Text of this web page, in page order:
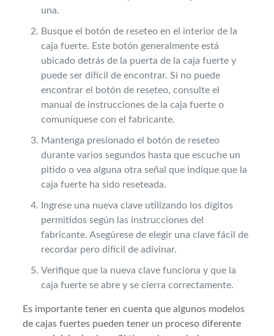
una.
Busque el botón de reseteo en el interior de la
caja fuerte. Este botón generalmente está
ubicado detrás de la puerta de la caja fuerte y
puede ser difícil de encontrar. Si no puede
encontrar el botón de reseteo, consulte el
manual de instrucciones de la caja fuerte o
comuníquese con el fabricante.
Mantenga presionado el botón de reseteo
durante varios segundos hasta que escuche un
pitido o vea alguna otra señal que indique que la
caja fuerte ha sido reseteada.
Ingrese una nueva clave utilizando los dígitos
permitidos según las instrucciones del
fabricante. Asegúrese de elegir una clave fácil de
recordar pero difícil de adivinar.
Verifique que la nueva clave funciona y que la
caja fuerte se abre y se cierra correctamente.
Es importante tener en cuenta que algunos modelos
de cajas fuertes pueden tener un proceso diferente